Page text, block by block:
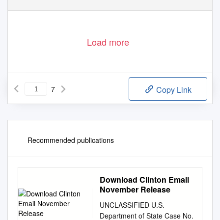
Load more
7 Copy Link
Recommended publications
Download Clinton Email
November Release
UNCLASSIFIED U.S.
Department of State Case No.